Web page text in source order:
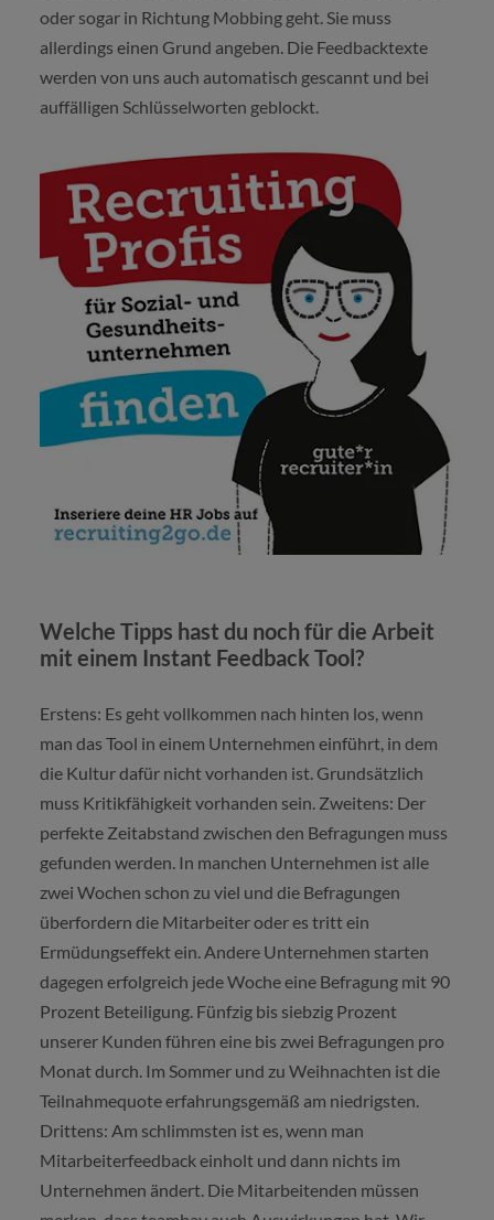
oder sogar in Richtung Mobbing geht. Sie muss
allerdings einen Grund angeben. Die Feedbacktexte
werden von uns auch automatisch gescannt und bei
auffälligen Schlüsselworten geblockt.
Welche Tipps hast du noch für die Arbeit
mit einem Instant Feedback Tool?
Erstens: Es geht vollkommen nach hinten los, wenn
man das Tool in einem Unternehmen einführt, in dem
die Kultur dafür nicht vorhanden ist. Grundsätzlich
muss Kritikfähigkeit vorhanden sein. Zweitens: Der
perfekte Zeitabstand zwischen den Befragungen muss
gefunden werden. In manchen Unternehmen ist alle
zwei Wochen schon zu viel und die Befragungen
überfordern die Mitarbeiter oder es tritt ein
Ermüdungseffekt ein. Andere Unternehmen starten
dagegen erfolgreich jede Woche eine Befragung mit 90
Prozent Beteiligung. Fünfzig bis siebzig Prozent
unserer Kunden führen eine bis zwei Befragungen pro
Monat durch. Im Sommer und zu Weihnachten ist die
Teilnahmequote erfahrungsgemäß am niedrigsten.
Drittens: Am schlimmsten ist es, wenn man
Mitarbeiterfeedback einholt und dann nichts im
Unternehmen ändert. Die Mitarbeitenden müssen